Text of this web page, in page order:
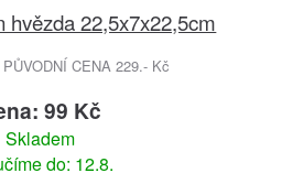
hvězda 22,5x7x22,5cm
CENA 229.- Kč
99 Kč
Skladem
do: 12.8.